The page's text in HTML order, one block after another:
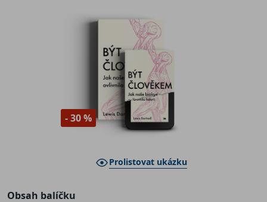
- 30 %
Prolistovat ukázku
Obsah balíčku